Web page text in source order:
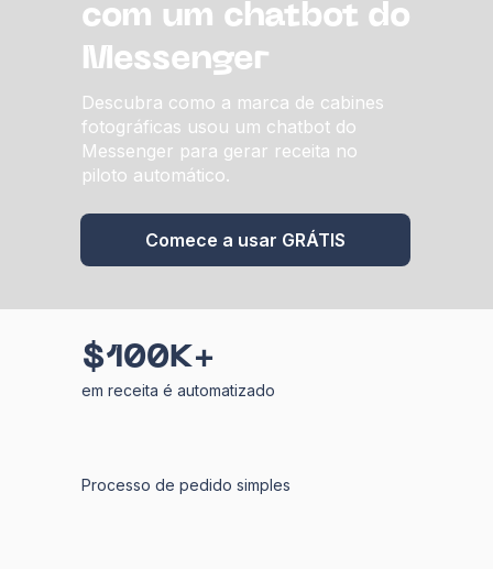
Descubra como a marca de cabines
fotográficas usou um chatbot do
Messenger para gerar receita no
piloto automático.
com um chatbot do
Messenger
Comece a usar GRÁTIS
em receita é automatizado
$100K+
Processo de pedido simples